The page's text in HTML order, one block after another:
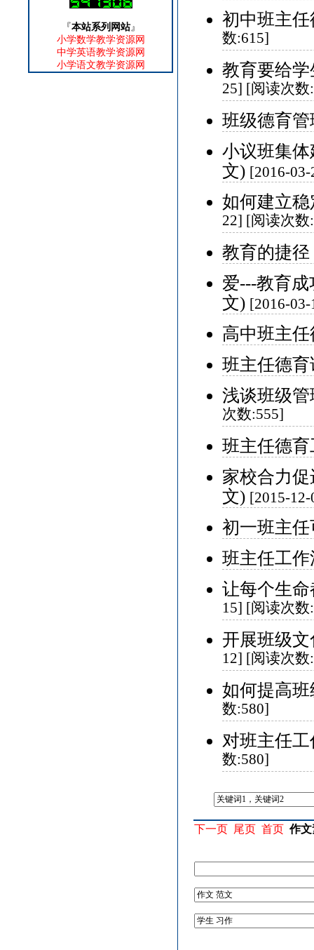
『本站系列网站』
小学数学教学资源网
中学英语教学资源网
小学语文教学资源网
初中班主
数:615]
教育要给
25] [阅读次数
班级德育
小议班集
文) [2016-
如何建立
22] [阅读次数
教育的捷
爱---教育
文) [2016-
高中班主
班主任德
浅谈班级管
次数:555]
班主任德
家校合力
文) [2015-
初一班主
班主任工
让每个生
15] [阅读次数
开展班级
12] [阅读次数
如何提高
数:580]
对班主任
数:580]
下一页 尾页 首页 作